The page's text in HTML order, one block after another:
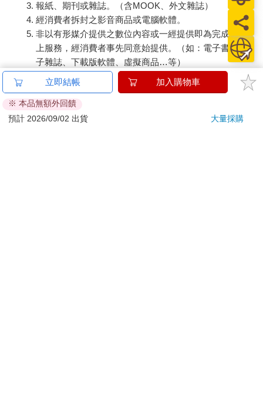
報紙、期刊或雜誌。（含MOOK、外文雜誌）
經消費者拆封之影音商品或電腦軟體。
非以有形媒介提供之數位內容或一經提供即為完成之線
上服務，經消費者事先同意始提供。（如：電子書、電
子雜誌、下載版軟體、虛擬商品…等）
已拆封之個人衛生用品。（如：內衣褲、刮鬍刀、除毛
刀…等）
若非上列種類商品，均享有到貨7天的猶豫期（含例假
日）。
立即結帳 加入購物車
※ 本品無額外回饋
預計 2026/09/02 出貨
大量採購